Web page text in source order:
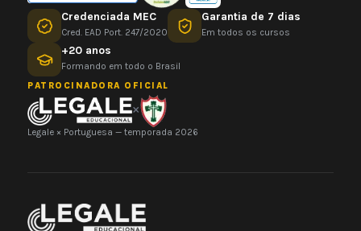
Credenciada MEC
Cred. EAD Port. 247/2020
Garantia de 7 dias
Em todos os cursos
+20 anos
Formando em todo o Brasil
PATROCINADORA OFICIAL
×
Legale × Portuguesa — temporada 2026